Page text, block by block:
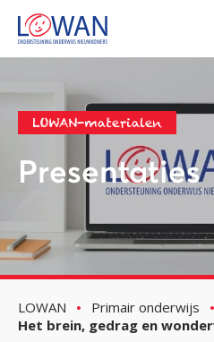
LOWAN-materialen
Presentaties
LOWAN Primair onderwijs
Het brein, gedrag en